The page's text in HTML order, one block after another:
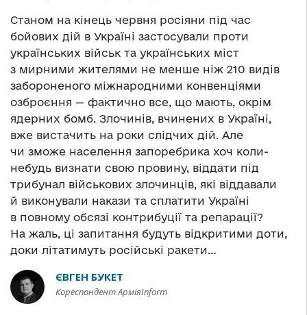
Станом на кінець червня росіяни під час
бойових дій в Україні застосували проти
українських військ та українських міст
з мирними жителями не менше ніж 210 видів
забороненого міжнародними конвенціями
озброєння — фактично все, що мають, окрім
ядерних бомб. Злочинів, вчинених в Україні,
вже вистачить на роки слідчих дій. Але
чи зможе населення запоребрика хоч коли-
небудь визнати свою провину, віддати під
трибунал військових злочинців, які віддавали
й виконували накази та сплатити Україні
в повному обсязі контрибуції та репарації?
На жаль, ці запитання будуть відкритими доти,
доки літатимуть російські ракети…
ЄВГЕН БУКЕТ
Кореспондент АрміяInform